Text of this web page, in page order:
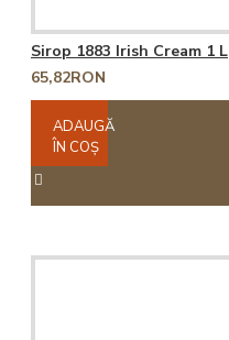
Sirop 1883 Irish Cream 1 L
65,82RON
ADAUGĂ
ÎN COŞ